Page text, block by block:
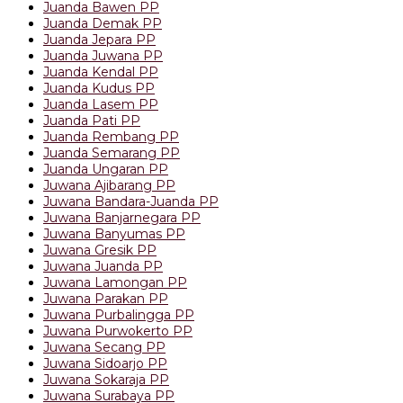
Juanda Bawen PP
Juanda Demak PP
Juanda Jepara PP
Juanda Juwana PP
Juanda Kendal PP
Juanda Kudus PP
Juanda Lasem PP
Juanda Pati PP
Juanda Rembang PP
Juanda Semarang PP
Juanda Ungaran PP
Juwana Ajibarang PP
Juwana Bandara-Juanda PP
Juwana Banjarnegara PP
Juwana Banyumas PP
Juwana Gresik PP
Juwana Juanda PP
Juwana Lamongan PP
Juwana Parakan PP
Juwana Purbalingga PP
Juwana Purwokerto PP
Juwana Secang PP
Juwana Sidoarjo PP
Juwana Sokaraja PP
Juwana Surabaya PP